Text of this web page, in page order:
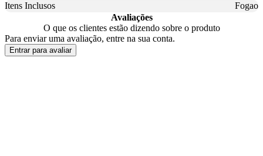
Itens Inclusos
Fogao
Avaliações
O que os clientes estão dizendo sobre o produto
Para enviar uma avaliação, entre na sua conta.
Entrar para avaliar